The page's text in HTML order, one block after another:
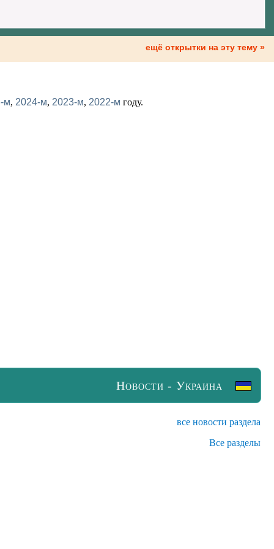
ещё открытки на эту тему »
м, 2024-м, 2023-м, 2022-м году.
Новости - Украина
все новости раздела
Все разделы